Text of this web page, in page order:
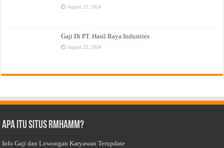
August 22, 2024
Gaji Di PT. Hasil Raya Industries
August 22, 2024
Apa Itu Situs Rmhamm?
Info Gaji dan Lowongan Karyawan Terupdate